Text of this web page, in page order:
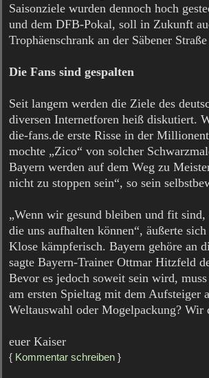
Saisonziele wurden dennoch hoch
und dem DFB-Pokal, soll in Zukunft
Trophäenschrank an der Säbener
Die Fans sind gespalten
Seit langem werden die Ziele des
diversen Internetforen heiß diskutiert.
die-fans.de erste Risse in der
mochte „Zico“ von solcher
Bayern werden auf dem Weg zu
nicht zu stoppen sein“, so sein
„Wenn wir gesund bleiben und fit
die uns aufhalten können“, äußerte
Klose kämpferisch. Bayern gehöre an
sagte Bayern-Trainer Ottmar Hitzfeld
Bevor es jedoch soweit sein wird,
am ersten Spieltag mit dem Aufsteiger
Weltauswahl oder Mogelpackung? Wir
euer Kaiser
{ Kommentar schreiben }